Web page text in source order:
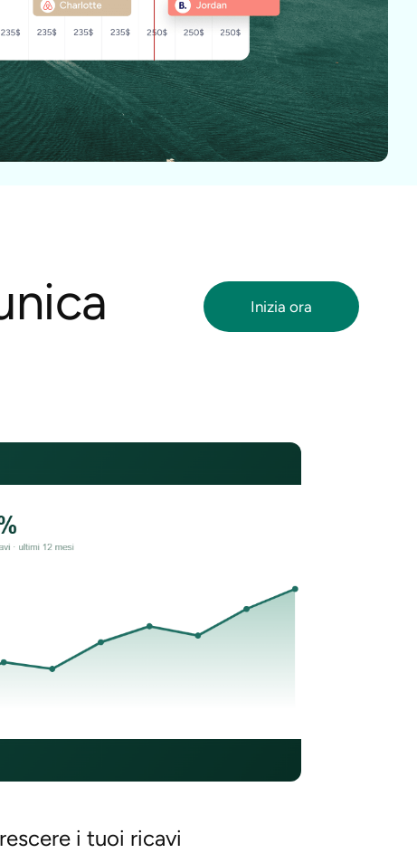
Inizia ora
i tuoi ricavi